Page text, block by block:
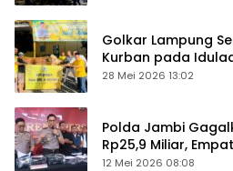
Golkar Lampung
Kurban pada
28 Mei 2026 13:02
Polda Jambi
Rp25,9 Miliar,
12 Mei 2026 08:08